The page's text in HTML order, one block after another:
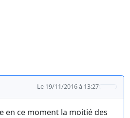
Le 19/11/2016 à 13:27
en ce moment la moitié des